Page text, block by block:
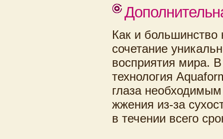
Как и большинство
сочетание
восприятия мира.
технология
глаза
жжения из-за
в течении всего